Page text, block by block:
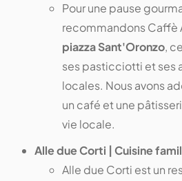
Pour une pause
recommandons Caffè
piazza Sant'Oronzo,
ses pasticciotti et ses
locales. Nous avons
un café et une
vie locale.
Alle due Corti | Cuisine
Alle due Corti est un